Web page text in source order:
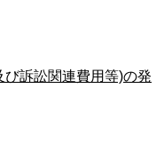
訴訟関連費用等)の発